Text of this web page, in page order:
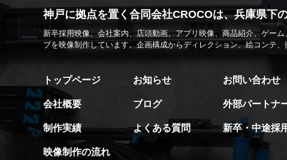
神戸に拠点を置く合同会社CROCOは、兵庫県下
新卒採用映像、会社案内、店頭動画、アプリ映像、商品紹介、ゲー
ブを映像制作しています。企画構成からディレクション、絵コンテ
トップページ
会社概要
制作実績
映像制作の流れ
お知らせ
ブログ
よくある質問
お問い合わせ
外部パートナ
新卒・中途採